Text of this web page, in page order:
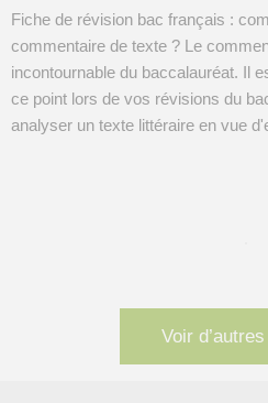
Fiche de révision bac français :
commentaire de texte ? Le
incontournable du baccalauréat. Il
ce point lors de vos révisions du
analyser un texte littéraire en vue
Voir